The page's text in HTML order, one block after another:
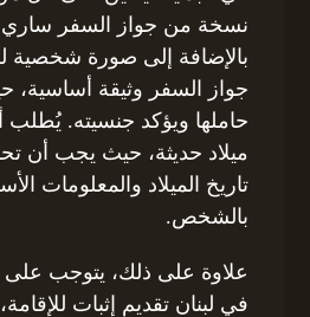
نسخة من جواز السفر ساري
بالإضافة إلى صورة شخصية
جواز السفر وثيقة أساسية،
حاملها ويؤكد جنسيته. يُطلب
ميلاد حديثة، حيث يجب أن
تاريخ الميلاد والمعلومات
بالشخص.
علاوة على ذلك، يتوجب على
في لبنان تقديم إثبات